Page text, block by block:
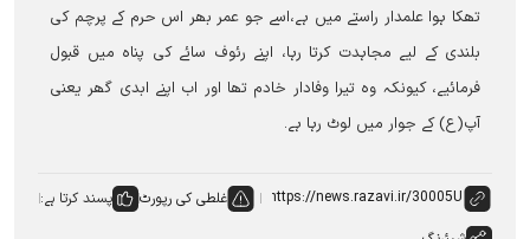
تھکا ہوا علمدار راستے میں ہے،اسے جو عمر بھر اس حرم کے پرچم کی
بلندی کے لیے مجاہدت کرتا رہا، اپنے رئوف سائے کی پناہ میں قبول
فرمائیے، کیونکہ وہ تیرا وفادار خادم تھا اور اب اپنے ابدی گھر یعنی
آپ(ع) کے جوار میں لوٹ رہا ہے۔
غلطی کی رپورٹ
پسند کرتا ہے: